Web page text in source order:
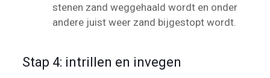
stenen zand weggehaald wordt en onder
andere juist weer zand bijgestopt wordt.
Stap 4: intrillen en invegen